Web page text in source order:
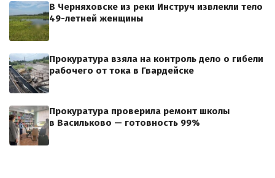
В Черняховске из реки Инструч извлекли тело
49-летней женщины
Прокуратура взяла на контроль дело о гибели
рабочего от тока в Гвардейске
Прокуратура проверила ремонт школы
в Васильково — готовность 99%